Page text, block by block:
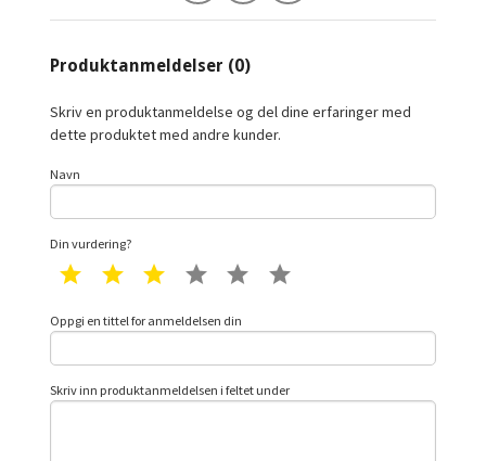
Produktanmeldelser (0)
Skriv en produktanmeldelse og del dine erfaringer med
dette produktet med andre kunder.
Navn
Din vurdering?
1 star 2 star 3 star 4 star 5 star
Oppgi en tittel for anmeldelsen din
Skriv inn produktanmeldelsen i feltet under